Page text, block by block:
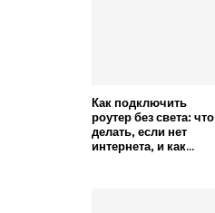
Как подключить
роутер без света: что
делать, если нет
интернета, и как...